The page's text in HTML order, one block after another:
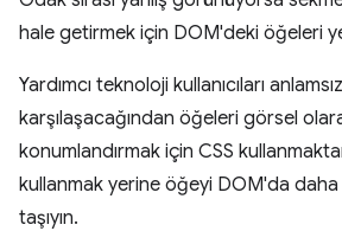
hale getirmek için DOM'deki öğeleri
Yardımcı teknoloji kullanıcıları
karşılaşacağından öğeleri görsel
konumlandırmak için CSS
kullanmak yerine öğeyi DOM'da
taşıyın.